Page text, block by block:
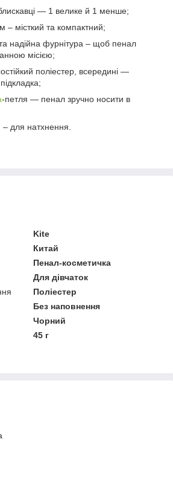
— 1 велике й 1 менше;
– місткий та компактний;
надійна фурнітура – щоб пенал
місією;
поліестер, всередині —
-петля — пенал зручно носити в
для натхнення.
Kite
Китай
Пенал-косметичка
Для дівчаток
Поліестер
Без наповнення
Чорний
45 г